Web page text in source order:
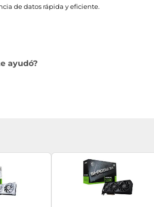
de datos rápida y eficiente.
ayudó?